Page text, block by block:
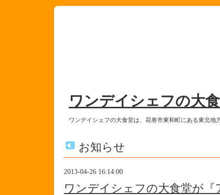
ワンデイシェフの大
ワンデイシェフの大食堂は、花巻市東和町にある東北
お知らせ
2013-04-26 16:14:00
ワンデイシェフの大食堂が